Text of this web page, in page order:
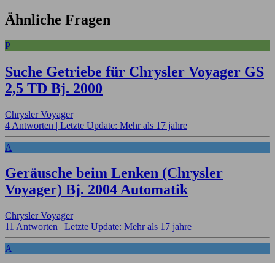
Ähnliche Fragen
P
Suche Getriebe für Chrysler Voyager GS
2,5 TD Bj. 2000
Chrysler Voyager
4 Antworten | Letzte Update: Mehr als 17 jahre
A
Geräusche beim Lenken (Chrysler
Voyager) Bj. 2004 Automatik
Chrysler Voyager
11 Antworten | Letzte Update: Mehr als 17 jahre
A